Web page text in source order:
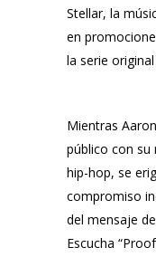
Stellar, la
en
la serie
Mientras
público con su
hip-hop, se
compromiso
del mensaje
Escucha